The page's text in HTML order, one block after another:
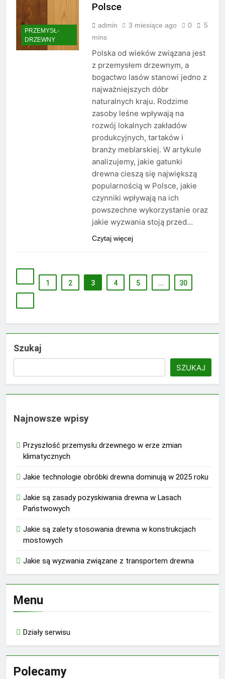
PRZEMYSŁ-
DRZEWNY
Polsce
admin 3 miesiące ago 0
5
mins
Polska od wieków związana jest
z przemysłem drzewnym, a
bogactwo lasów stanowi jedno z
najważniejszych dóbr
naturalnych kraju. Rodzime
zasoby leśne wpływają na
rozwój lokalnych zakładów
produkcyjnych, tartaków i
branży meblarskiej. W artykule
analizujemy, jakie gatunki
drewna cieszą się największą
popularnością w Polsce, jakie
czynniki wpływają na ich
powszechne wykorzystanie oraz
jakie wyzwania stoją przed…
Czytaj więcej
1 2 3 4 5 … 30
Szukaj
SZUKAJ
Najnowsze wpisy
Przyszłość przemysłu drzewnego w erze zmian
klimatycznych
Jakie technologie obróbki drewna dominują w 2025 roku
Jakie są zasady pozyskiwania drewna w Lasach
Państwowych
Jakie są zalety stosowania drewna w konstrukcjach
mostowych
Jakie są wyzwania związane z transportem drewna
Menu
Działy serwisu
Polecamy